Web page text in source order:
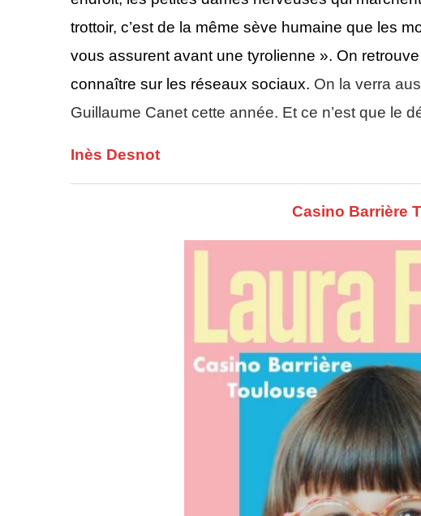
trottoir, c’est de la même sève humaine que les
vous assurent avant une tyrolienne ». On retrouve
connaître sur les réseaux sociaux. On la verra
Guillaume Canet cette année. Et ce n’est que le
Inès Desnot
Casino Barrière